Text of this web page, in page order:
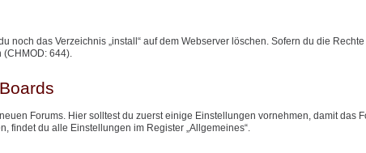
noch das Verzeichnis „install“ auf dem Webserver löschen. Sofern du die
644).
Forums. Hier solltest du zuerst einige Einstellungen vornehmen, damit das
findet du alle Einstellungen im Register „Allgemeines“.